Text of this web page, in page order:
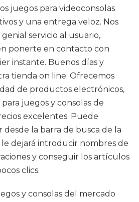
juegos para videoconsolas
y una entrega veloz. Nos
servicio al usuario,
ponerte en contacto con
instante. Buenos días y
tienda on line. Ofrecemos
de productos electrónicos,
juegos y consolas de
excelentes. Puede
la barra de busca de la
dejará introducir nombres de
y conseguir los artículos
clics.
y consolas del mercado